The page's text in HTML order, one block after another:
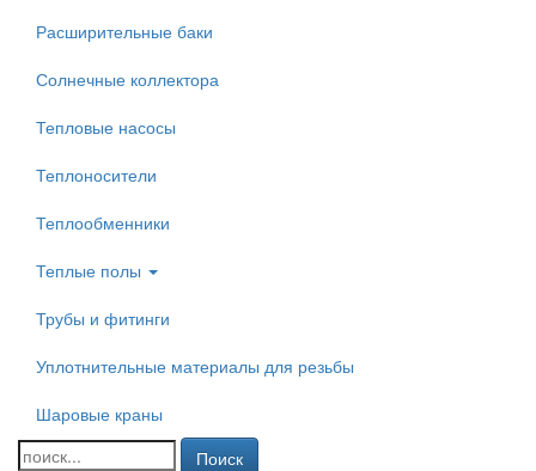
Расширительные баки
Солнечные коллектора
Тепловые насосы
Теплоносители
Теплообменники
Теплые полы
Трубы и фитинги
Уплотнительные материалы для резьбы
Шаровые краны
Поиск